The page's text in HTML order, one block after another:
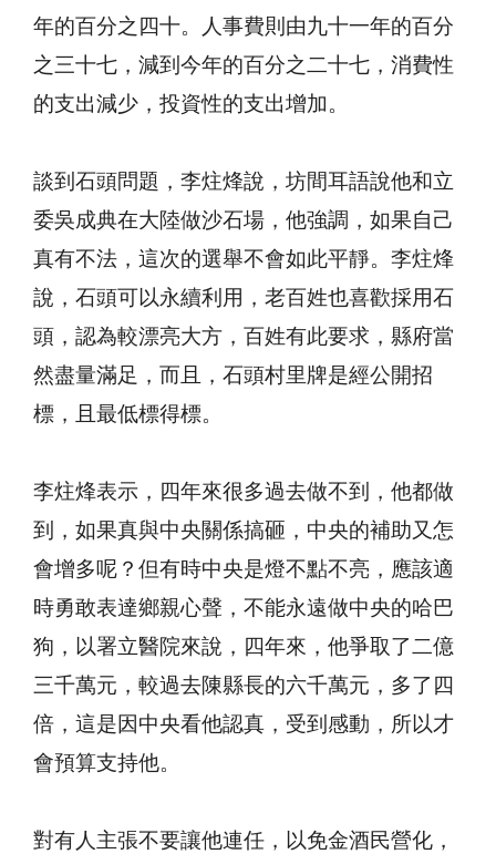
年的百分之四十。人事費則由九十一年的百分
之三十七，減到今年的百分之二十七，消費性
的支出減少，投資性的支出增加。
談到石頭問題，李炷烽說，坊間耳語說他和立
委吳成典在大陸做沙石場，他強調，如果自己
真有不法，這次的選舉不會如此平靜。李炷烽
說，石頭可以永續利用，老百姓也喜歡採用石
頭，認為較漂亮大方，百姓有此要求，縣府當
然盡量滿足，而且，石頭村里牌是經公開招
標，且最低標得標。
李炷烽表示，四年來很多過去做不到，他都做
到，如果真與中央關係搞砸，中央的補助又怎
會增多呢？但有時中央是燈不點不亮，應該適
時勇敢表達鄉親心聲，不能永遠做中央的哈巴
狗，以署立醫院來說，四年來，他爭取了二億
三千萬元，較過去陳縣長的六千萬元，多了四
倍，這是因中央看他認真，受到感動，所以才
會預算支持他。
對有人主張不要讓他連任，以免金酒民營化，